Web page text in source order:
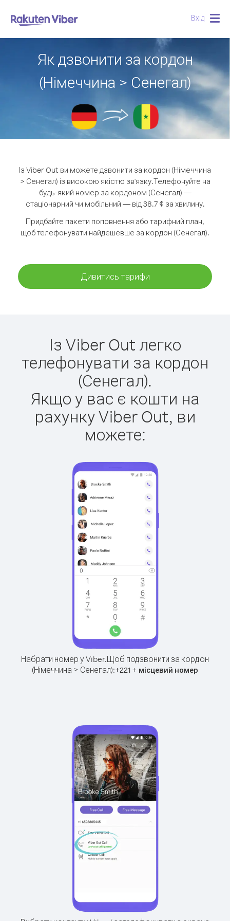
Вхід
Як дзвонити за кордон
(Німеччина > Сенегал)
Із Viber Out ви можете дзвонити за кордон (Німеччина
> Сенегал) із високою якістю зв'язку.Телефонуйте на
будь-який номер за кордоном (Сенегал) —
стаціонарний чи мобільний — від 38.7 ¢ за хвилину.
Придбайте пакети поповнення або тарифний план,
щоб телефонувати найдешевше за кордон (Сенегал).
Дивитись тарифи
Із Viber Out легко
телефонувати за кордон
(Сенегал).
Якщо у вас є кошти на
рахунку Viber Out, ви
можете:
Набрати номер у Viber.Щоб подзвонити за кордон
(Німеччина > Сенегал):+221 + місцевий номер